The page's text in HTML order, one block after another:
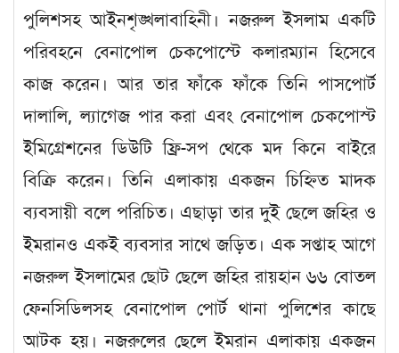
পুলিশসহ আইনশৃঙ্খলাবাহিনী। নজরুল ইসলাম একটি
পরিবহনে বেনাপোল চেকপোস্টে কলারম্যান হিসেবে
কাজ করেন। আর তার ফাঁকে ফাঁকে তিনি পাসপোর্ট
দালালি, ল্যাগেজ পার করা এবং বেনাপোল চেকপোস্ট
ইমিগ্রেশনের ডিউটি ফ্রি-সপ থেকে মদ কিনে বাইরে
বিক্রি করেন। তিনি এলাকায় একজন চিহ্নিত মাদক
ব্যবসায়ী বলে পরিচিত। এছাড়া তার দুই ছেলে জহির ও
ইমরানও একই ব্যবসার সাথে জড়িত। এক সপ্তাহ আগে
নজরুল ইসলামের ছোট ছেলে জহির রায়হান ৬৬ বোতল
ফেনসিডিলসহ বেনাপোল পোর্ট থানা পুলিশের কাছে
আটক হয়। নজরুলের ছেলে ইমরান এলাকায় একজন